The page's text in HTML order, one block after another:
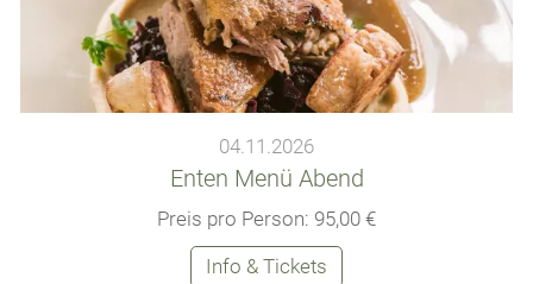
04.11.2026
Enten Menü Abend
Preis pro Person: 95,00 €
Info & Tickets